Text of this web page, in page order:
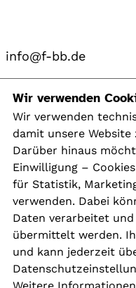
info@f-bb.de
Navigation
Kontakt
Presse
Aktuelles
Karriere
Newsletter
Social
Wir verwenden
Wir verwenden
damit unsere
Darüber hinaus
Einwilligung –
für Statistik,
verwenden. Dabei
Daten verarbeitet
übermittelt werden.
und kann jederzeit